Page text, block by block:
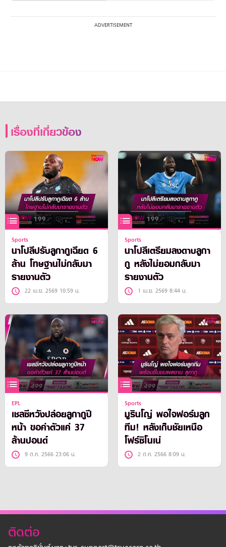
เรื่องที่เกี่ยวข้อง
Sports
นาโปลีปรับลูกากูเฉียด 6
ล้าน โทษฐานไม่กลับมา
รายงานตัว
22 เม.ย. 2569 10:59 น.
Sports
นาโปลีเตรียมลงดาบลูกา
กู หลังไม่ยอมกลับมา
รายงานตัว
1 เม.ย. 2569 8:44 น.
EPL
เชลซีหวังปล่อยลูกากูปี
หน้า ขอค่าตัวแค่ 37
ล้านปอนด์
9 ต.ค. 2566 23:06 น.
Sports
มูรินโญ่ พอใจฟอร์มลูก
ทีม! หลังเก็บชัยเหนือ
โฟร์ซิโนเน่
2 ต.ค. 2566 8:09 น.
ติดต่อ